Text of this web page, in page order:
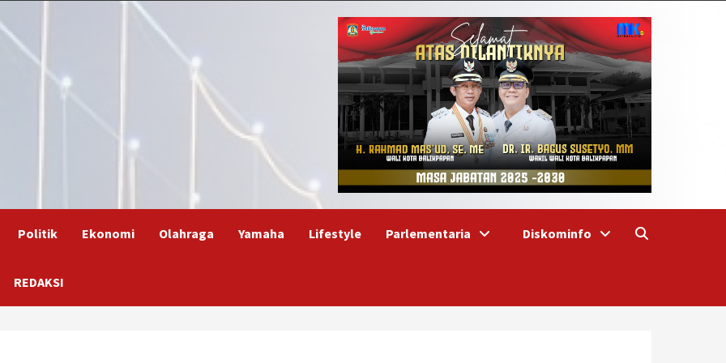
Politik Ekonomi Olahraga Yamaha Lifestyle Parlementaria Diskominfo
REDAKSI